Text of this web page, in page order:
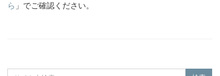
ら 」でご確認ください。